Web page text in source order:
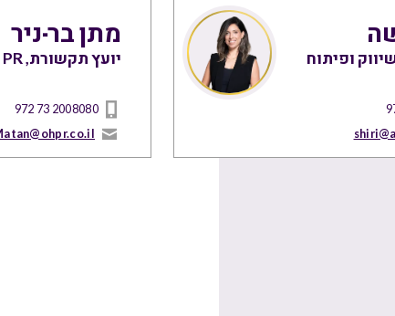
ופיתוח
מתן בר-ניר
יועץ תקשורת, OH! PR
972 73 2008080